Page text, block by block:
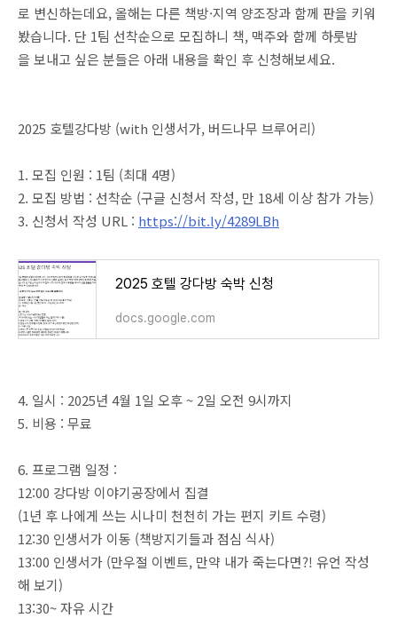
로 변신하는데요, 올해는 다른 책방·지역 양조장과 함께 판을 키워
봤습니다. 단 1팀 선착순으로 모집하니 책, 맥주와 함께 하룻밤
을 보내고 싶은 분들은 아래 내용을 확인 후 신청해보세요.
2025 호텔강다방 (with 인생서가, 버드나무 브루어리)
1. 모집 인원 : 1팀 (최대 4명)
2. 모집 방법 : 선착순 (구글 신청서 작성, 만 18세 이상 참가 가능)
3. 신청서 작성 URL : https://bit.ly/4289LBh
2025 호텔 강다방 숙박 신청
docs.google.com
4. 일시 : 2025년 4월 1일 오후 ~ 2일 오전 9시까지
5. 비용 : 무료
6. 프로그램 일정 :
12:00 강다방 이야기공장에서 집결
(1년 후 나에게 쓰는 시나미 천천히 가는 편지 키트 수령)
12:30 인생서가 이동 (책방지기들과 점심 식사)
13:00 인생서가 (만우절 이벤트, 만약 내가 죽는다면?! 유언 작성
해 보기)
13:30~ 자유 시간